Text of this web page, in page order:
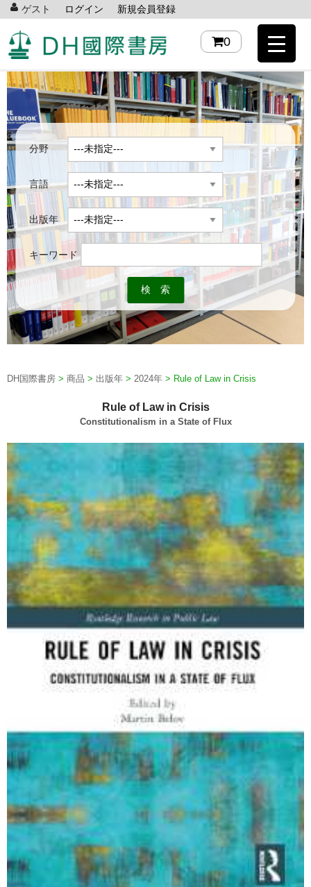
ゲスト ログイン 新規会員登録
0
分野
言語
出版年
キーワード
DH国際書房 > 商品 > 出版年 > 2024年 > Rule of Law in Crisis
Rule of Law in Crisis
Constitutionalism in a State of Flux